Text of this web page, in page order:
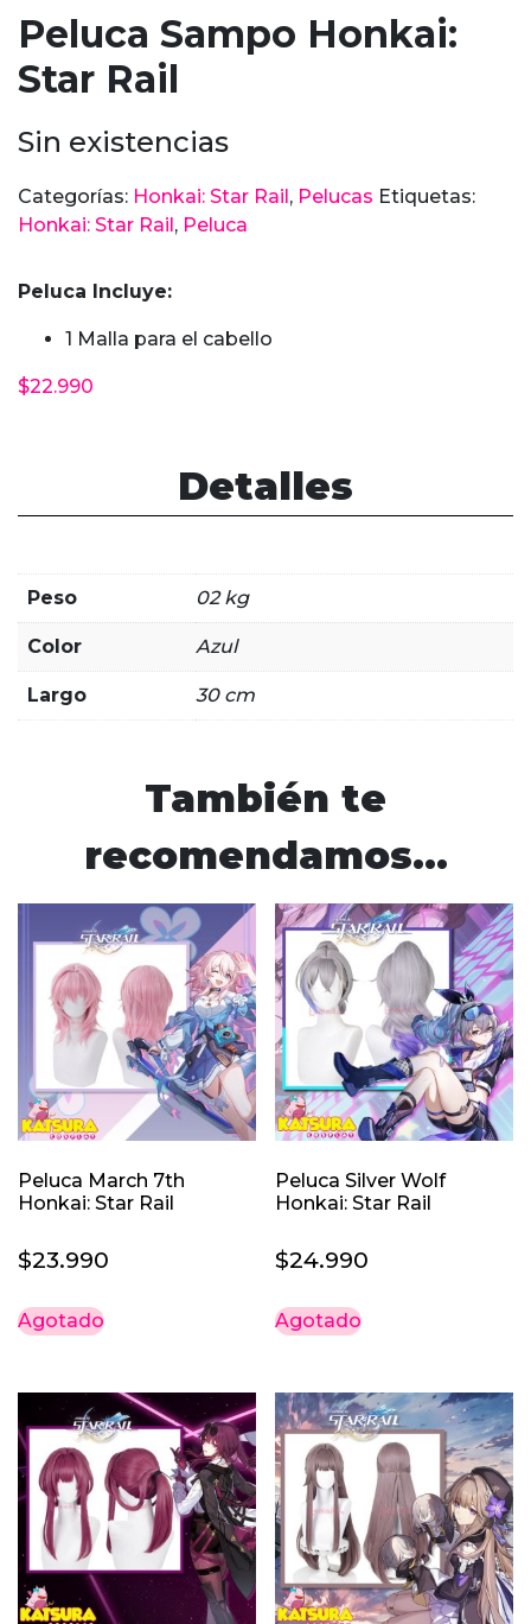
Peluca Sampo Honkai:
Star Rail
$22.990
Peluca Incluye:
1 Malla para el cabello
Sin existencias
Categorías: Honkai: Star Rail, Pelucas Etiquetas:
Honkai: Star Rail, Peluca
Detalles
Peso 02 kg
Color Azul
Largo 30 cm
También te
recomendamos…
Peluca March 7th
Honkai: Star Rail
$23.990
Agotado
Peluca Silver Wolf
Honkai: Star Rail
$24.990
Agotado